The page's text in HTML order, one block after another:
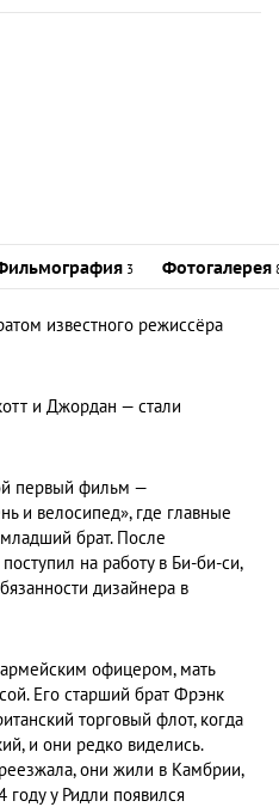
3 Фотогалерея
известного режиссёра
и Джордан — стали
первый фильм —
и велосипед», где главные
брат. После
на работу в Би-би-си,
дизайнера в
офицером, мать
Его старший брат Фрэнк
торговый флот, когда
и они редко виделись.
они жили в Камбрии,
году у Ридли появился